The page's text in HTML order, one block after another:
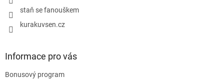
staň se fanouškem
kurakuvsen.cz
Informace pro vás
Bonusový program